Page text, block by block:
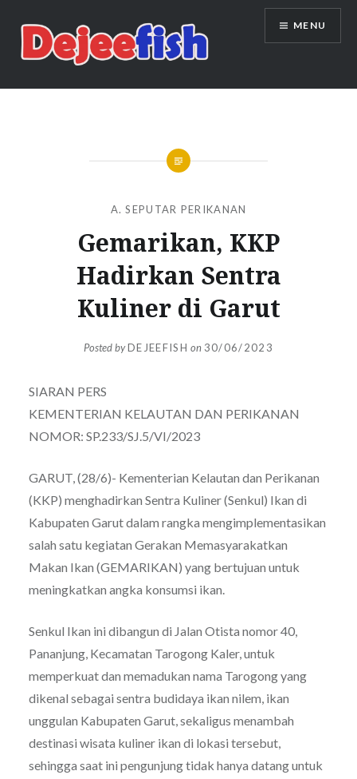
content
DEJEEFISH | PRODUSEN BENIH
MENU
A. SEPUTAR PERIKANAN
Gemarikan, KKP
Hadirkan Sentra
Kuliner di Garut
Posted byDEJEEFISH on 30/06/2023
SIARAN PERS
KEMENTERIAN KELAUTAN DAN PERIKANAN
NOMOR: SP.233/SJ.5/VI/2023
GARUT, (28/6)- Kementerian Kelautan dan Perikanan
(KKP) menghadirkan Sentra Kuliner (Senkul) Ikan di
Kabupaten Garut dalam rangka mengimplementasikan
salah satu kegiatan Gerakan Memasyarakatkan
Makan Ikan (GEMARIKAN) yang bertujuan untuk
meningkatkan angka konsumsi ikan.
Senkul Ikan ini dibangun di Jalan Otista nomor 40,
Pananjung, Kecamatan Tarogong Kaler, untuk
memperkuat dan memadukan nama Tarogong yang
dikenal sebagai sentra budidaya ikan nilem, ikan
unggulan Kabupaten Garut, sekaligus menambah
destinasi wisata kuliner ikan di lokasi tersebut,
sehingga saat ini pengunjung tidak hanya datang untuk